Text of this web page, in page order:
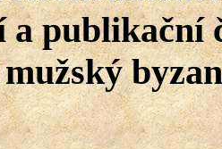
publikační